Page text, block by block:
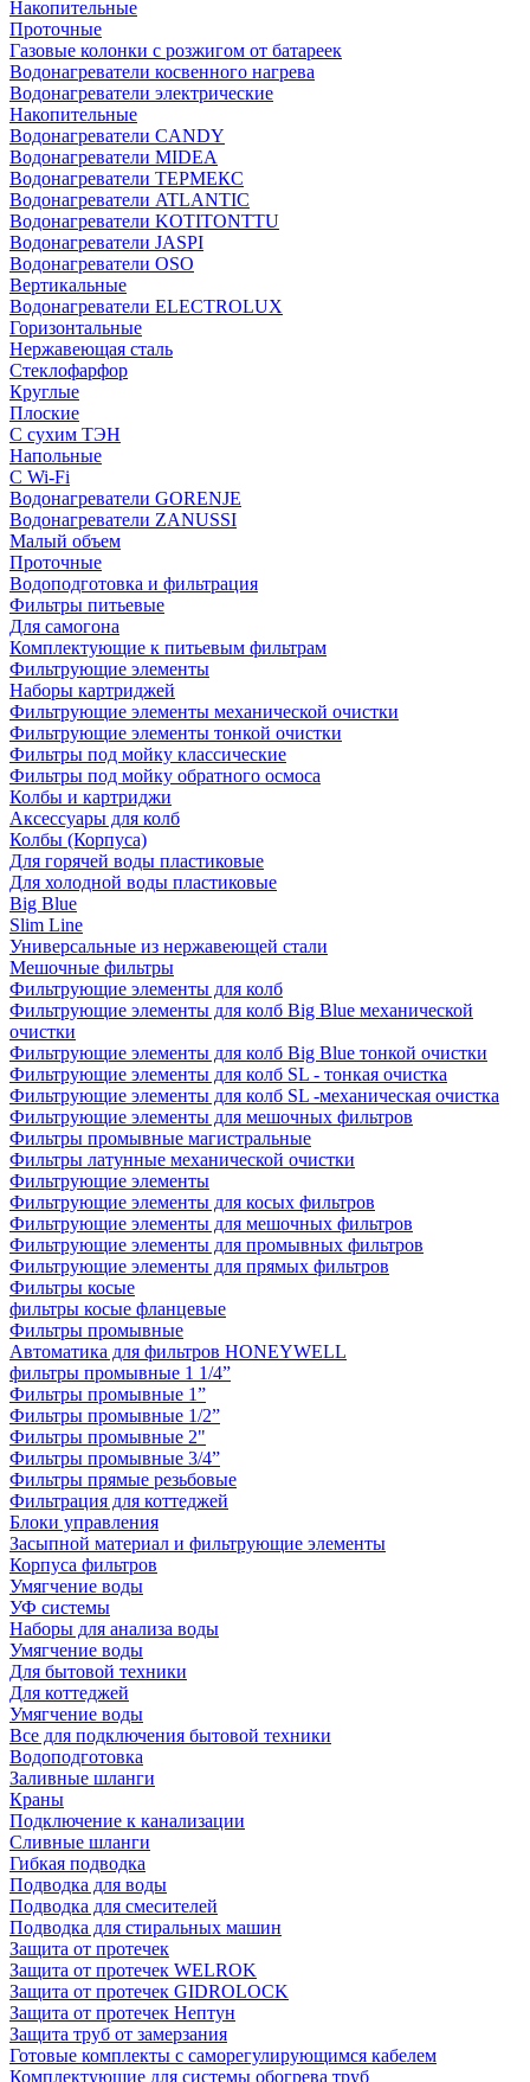
Накопительные
Проточные
Газовые колонки с розжигом от батареек
Водонагреватели косвенного нагрева
Водонагреватели электрические
Накопительные
Водонагреватели CANDY
Водонагреватели MIDEA
Водонагреватели ТЕРМЕКС
Водонагреватели ATLANTIC
Водонагреватели KOTITONTTU
Водонагреватели JASPI
Водонагреватели OSO
Вертикальные
Водонагреватели ELECTROLUX
Горизонтальные
Нержавеющая сталь
Стеклофарфор
Круглые
Плоские
С сухим ТЭН
Напольные
С Wi-Fi
Водонагреватели GORENJE
Водонагреватели ZANUSSI
Малый объем
Проточные
Водоподготовка и фильтрация
Фильтры питьевые
Для самогона
Комплектующие к питьевым фильтрам
Фильтрующие элементы
Наборы картриджей
Фильтрующие элементы механической очистки
Фильтрующие элементы тонкой очистки
Фильтры под мойку классические
Фильтры под мойку обратного осмоса
Колбы и картриджи
Аксессуары для колб
Колбы (Корпуса)
Для горячей воды пластиковые
Для холодной воды пластиковые
Big Blue
Slim Line
Универсальные из нержавеющей стали
Мешочные фильтры
Фильтрующие элементы для колб
Фильтрующие элементы для колб Big Blue механической
очистки
Фильтрующие элементы для колб Big Blue тонкой очистки
Фильтрующие элементы для колб SL - тонкая очистка
Фильтрующие элементы для колб SL -механическая очистка
Фильтрующие элементы для мешочных фильтров
Фильтры промывные магистральные
Фильтры латунные механической очистки
Фильтрующие элементы
Фильтрующие элементы для косых фильтров
Фильтрующие элементы для мешочных фильтров
Фильтрующие элементы для промывных фильтров
Фильтрующие элементы для прямых фильтров
Фильтры косые
фильтры косые фланцевые
Фильтры промывные
Автоматика для фильтров HONEYWELL
фильтры промывные 1 1/4”
Фильтры промывные 1”
Фильтры промывные 1/2”
Фильтры промывные 2"
Фильтры промывные 3/4”
Фильтры прямые резьбовые
Фильтрация для коттеджей
Блоки управления
Засыпной материал и фильтрующие элементы
Корпуса фильтров
Умягчение воды
УФ системы
Наборы для анализа воды
Умягчение воды
Для бытовой техники
Для коттеджей
Умягчение воды
Все для подключения бытовой техники
Водоподготовка
Заливные шланги
Краны
Подключение к канализации
Сливные шланги
Гибкая подводка
Подводка для воды
Подводка для смесителей
Подводка для стиральных машин
Защита от протечек
Защита от протечек WELROK
Защита от протечек GIDROLOCK
Защита от протечек Нептун
Защита труб от замерзания
Готовые комплекты с саморегулирующимся кабелем
Комплектующие для системы обогрева труб